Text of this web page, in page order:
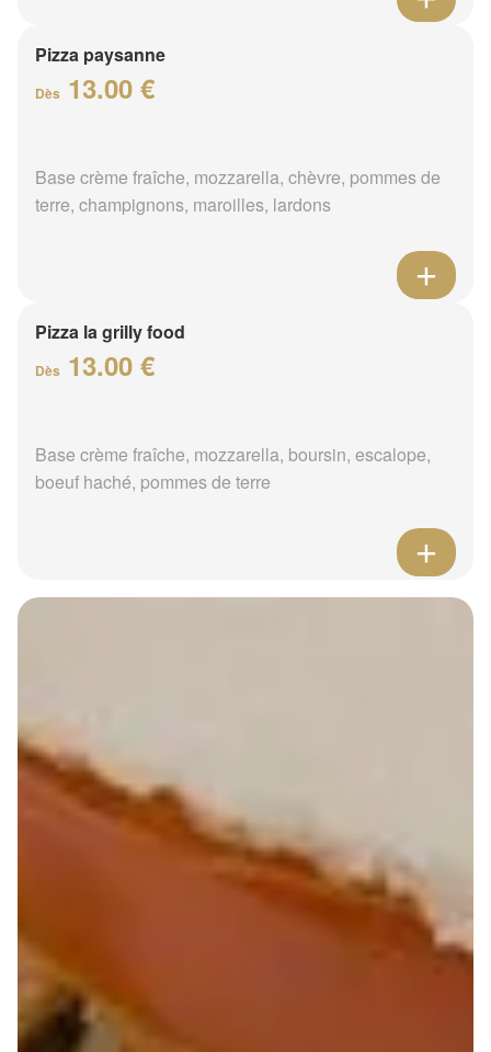
Pizza paysanne
Dès 13.00 €
Base crème fraîche, mozzarella, chèvre, pommes de
terre, champignons, maroilles, lardons
Pizza la grilly food
Dès 13.00 €
Base crème fraîche, mozzarella, boursin, escalope,
boeuf haché, pommes de terre